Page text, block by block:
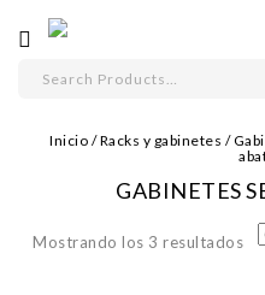
Inicio /Racks y gabinetes /
GABINETES
Mostrando los 3 resultados